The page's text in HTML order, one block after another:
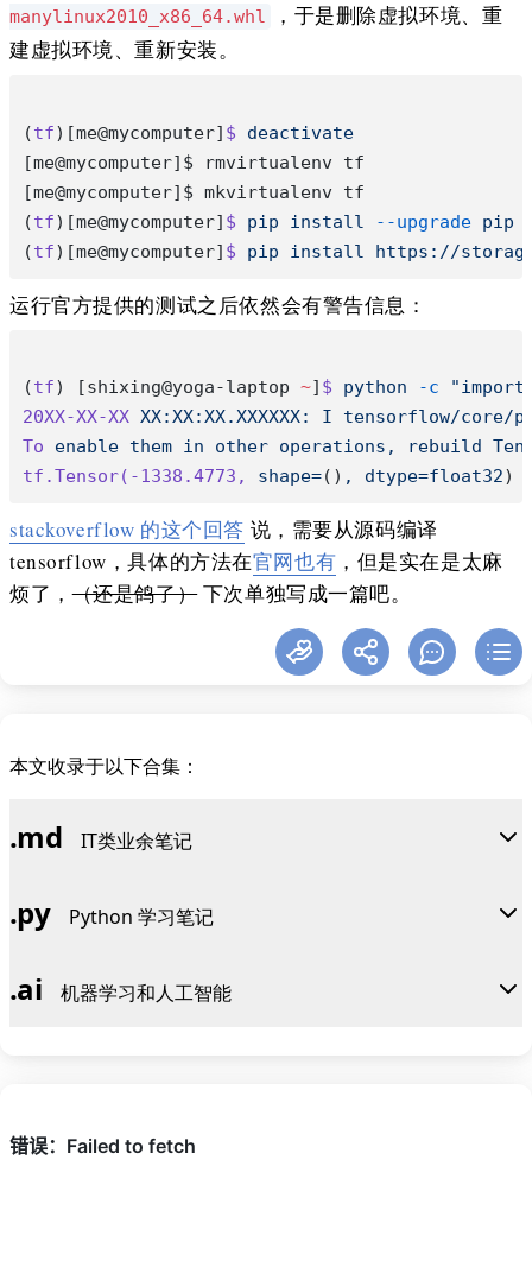
manylinux2010_x86_64.whl
，于是删除虚拟环境、重
建虚拟环境、重新安装。
(tf)[me@mycomputer] $ deactivate
[me@mycomputer]$ rmvirtualenv tf
[me@mycomputer]$ mkvirtualenv tf
(tf)[me@mycomputer] $ pip install --upgrade pip
(tf)[me@mycomputer] $ pip install https://
运行官方提供的测试之后依然会有警告信息：
(tf) [shixing@yoga-laptop ~] $ python -c "import
20XX-XX-XX XX:XX:XX.XXXXXX: I tensorflow/core/
To enable them in other operations, rebuild
tf.Tensor(-1338.4773,
shape=() , dtype=float32)
stackoverflow 的这个回答 说，需要从源码编译
tensorflow，具体的方法在官网也有 ，但是实在是太麻
烦了，（还是鸽了）下次单独写成一篇吧。
本文收录于以下合集：
.md IT类业余笔记
.py Python 学习笔记
.ai 机器学习和人工智能